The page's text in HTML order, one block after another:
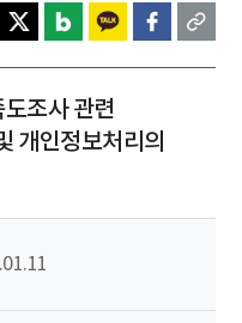
조사 관련
개인정보처리의